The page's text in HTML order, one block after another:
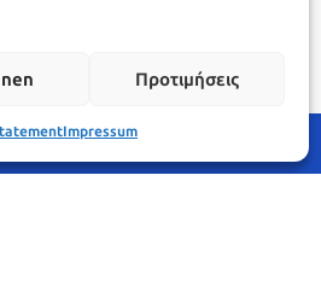
Προτιμήσεις
Impressum